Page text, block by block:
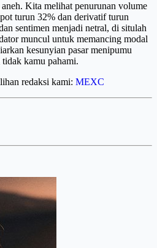
Kita melihat penurunan volume
turun 32% dan derivatif turun
sentimen menjadi netral, di situlah
muncul untuk memancing modal
kesunyian pasar menipumu
kamu pahami.
redaksi kami: MEXC